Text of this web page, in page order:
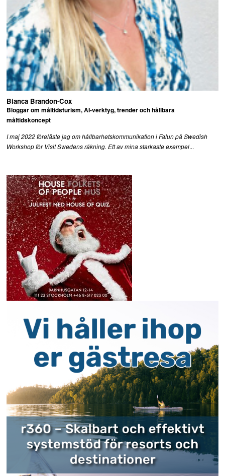
Bianca Brandon-Cox
Bloggar om måltidsturism, AI-verktyg, trender och hållbara
måltidskoncept
I maj 2022 föreläste jag om hållbarhetskommunikation i Falun på Swedish
Workshop för Visit Swedens räkning. Ett av mina starkaste exempel...